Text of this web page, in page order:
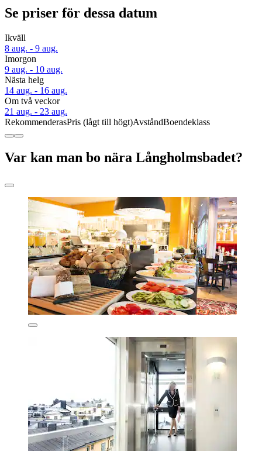
Se priser för dessa datum
Ikväll
8 aug. - 9 aug.
Imorgon
9 aug. - 10 aug.
Nästa helg
14 aug. - 16 aug.
Om två veckor
21 aug. - 23 aug.
RekommenderasPris (lågt till högt)AvståndBoendeklass
Var kan man bo nära Långholmsbadet?